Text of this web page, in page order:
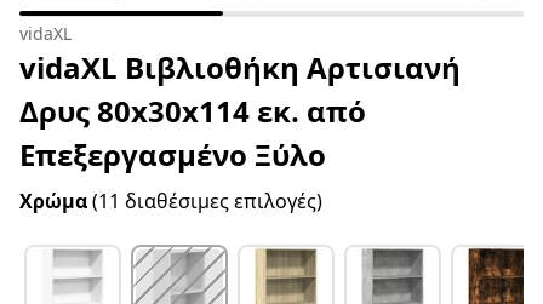
vidaXL
vidaXL Βιβλιοθήκη Αρτισιανή
Δρυς 80x30x114 εκ. από
Επεξεργασμένο Ξύλο
Χρώμα(11 διαθέσιμες επιλογές)